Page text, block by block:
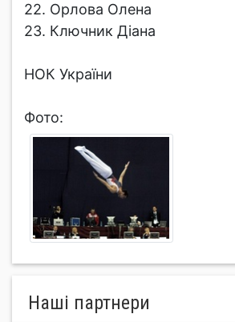
22. Орлова Олена
23. Ключник Діана
НОК України
Фото:
Нашi партнери